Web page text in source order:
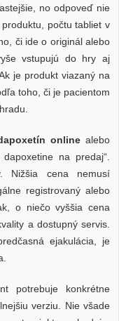
no odpoveď nie
počtu tabliet v
či ide o originál alebo
vstupujú do hry aj
je produkt viazaný na
toho, či je pacientom
onlinealebo
na predaj“.
Nižšia cena nemusí
registrovaný alebo
o niečo vyššia cena
a dostupný servis.
ejakulácia, je
potrebuje konkrétne
verziu. Nie všade